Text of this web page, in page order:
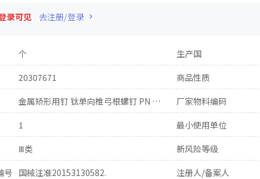
录可见 去注册/登录
个 生产国
20307671 商品性质
金属矫形用钉 钛单向椎弓根螺钉 PN D04 φ7.5×30 厂家物料编码
1 最小使用单位
Ⅲ类 新风险等级
号
国械注准20153130582. 注册人/备案人